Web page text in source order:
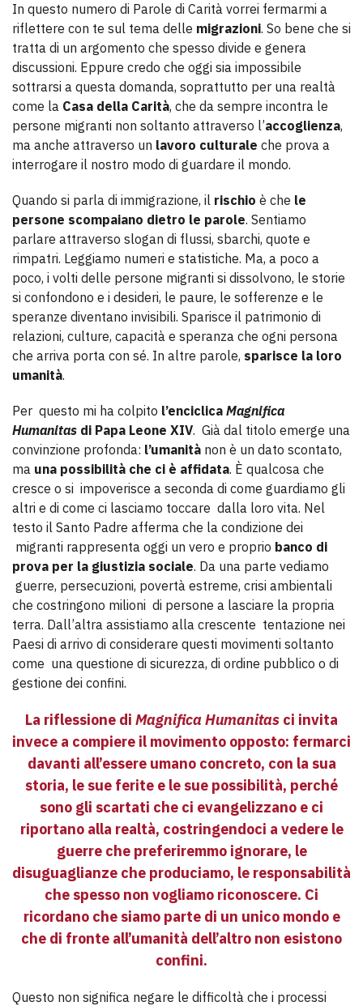
In questo numero di Parole di Carità vorrei fermarmi a
riflettere con te sul tema delle migrazioni. So bene che si
tratta di un argomento che spesso divide e genera
discussioni. Eppure credo che oggi sia impossibile
sottrarsi a questa domanda, soprattutto per una realtà
come la Casa della Carità, che da sempre incontra le
persone migranti non soltanto attraverso l’accoglienza,
ma anche attraverso un lavoro culturale che prova a
interrogare il nostro modo di guardare il mondo.
Quando si parla di immigrazione, il rischio è che le
persone scompaiano dietro le parole. Sentiamo
parlare attraverso slogan di flussi, sbarchi, quote e
rimpatri. Leggiamo numeri e statistiche. Ma, a poco a
poco, i volti delle persone migranti si dissolvono, le storie
si confondono e i desideri, le paure, le sofferenze e le
speranze diventano invisibili. Sparisce il patrimonio di
relazioni, culture, capacità e speranza che ogni persona
che arriva porta con sé. In altre parole, sparisce la loro
umanità.
Per questo mi ha colpito l’enciclica Magnifica
Humanitas di Papa Leone XIV. Già dal titolo emerge una
convinzione profonda: l’umanità non è un dato scontato,
ma una possibilità che ci è affidata. È qualcosa che
cresce o si impoverisce a seconda di come guardiamo gli
altri e di come ci lasciamo toccare dalla loro vita. Nel
testo il Santo Padre afferma che la condizione dei
migranti rappresenta oggi un vero e proprio banco di
prova per la giustizia sociale. Da una parte vediamo
guerre, persecuzioni, povertà estreme, crisi ambientali
che costringono milioni di persone a lasciare la propria
terra. Dall’altra assistiamo alla crescente tentazione nei
Paesi di arrivo di considerare questi movimenti soltanto
come una questione di sicurezza, di ordine pubblico o di
gestione dei confini.
La riflessione di Magnifica Humanitas ci invita
invece a compiere il movimento opposto: fermarci
davanti all’essere umano concreto, con la sua
storia, le sue ferite e le sue possibilità, perché
sono gli scartati che ci evangelizzano e ci
riportano alla realtà, costringendoci a vedere le
guerre che preferiremmo ignorare, le
disuguaglianze che produciamo, le responsabilità
che spesso non vogliamo riconoscere. Ci
ricordano che siamo parte di un unico mondo e
che di fronte all’umanità dell’altro non esistono
confini.
Questo non significa negare le difficoltà che i processi